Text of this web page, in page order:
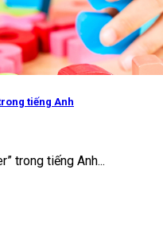
tiếng Anh
trong tiếng Anh...